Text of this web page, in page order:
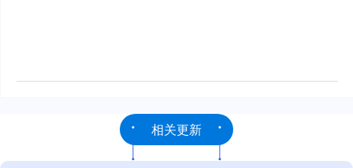
相关更新